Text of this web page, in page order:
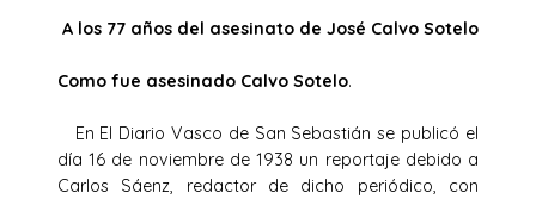
A los 77 años del asesinato de José Calvo Sotelo
Como fue asesinado Calvo Sotelo.
En El Diario Vasco de San Sebastián se publicó el
día 16 de noviembre de 1938 un reportaje debido a
Carlos Sáenz, redactor de dicho periódico, con